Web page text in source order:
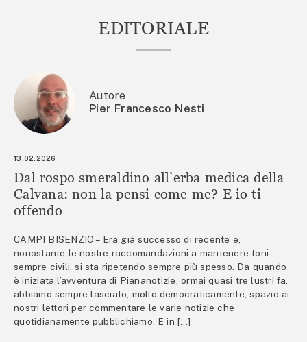
EDITORIALE
Autore
Pier Francesco Nesti
13.02.2026
Dal rospo smeraldino all’erba medica della
Calvana: non la pensi come me? E io ti
offendo
CAMPI BISENZIO – Era già successo di recente e,
nonostante le nostre raccomandazioni a mantenere toni
sempre civili, si sta ripetendo sempre più spesso. Da quando
è iniziata l’avventura di Piananotizie, ormai quasi tre lustri fa,
abbiamo sempre lasciato, molto democraticamente, spazio ai
nostri lettori per commentare le varie notizie che
quotidianamente pubblichiamo. E in […]